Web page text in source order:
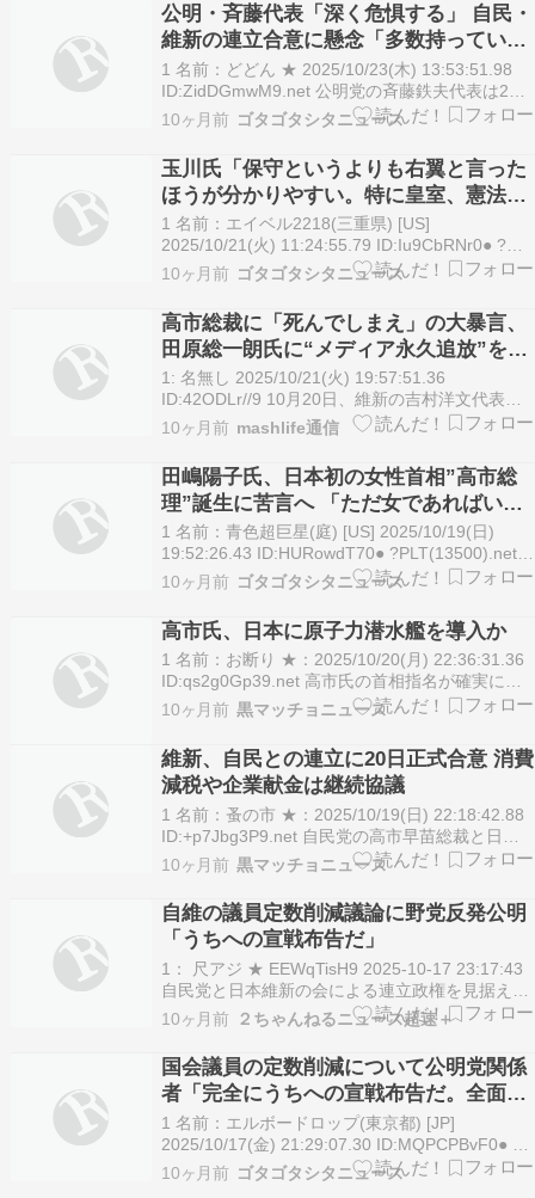
公明・斉藤代表「深く危惧する」 自民・
維新の連立合意に懸念「多数持っている
から決めるは大変乱暴」
1 名前：どどん ★ 2025/10/23(木) 13:53:51.98
ID:ZidDGmwM9.net 公明党の斉藤鉄夫代表は23
日、公明党が政権を離脱してから初めて開催され
た党の幹部会で、自民党と日本維新の会の連立政
権合意について、「非常に不安に思っている点が
ある」として…
10ヶ月前 ゴタゴタシタニュース
玉川氏「保守というよりも右翼と言った
ほうが分かりやすい。特に皇室、憲法改
正、家族制度」
1 名前：エイベル2218(三重県) [US]
2025/10/21(火) 11:24:55.79 ID:Iu9CbRNr0● ?
2BP(2000).net
https://approach.yahoo.co.jp/r/QUyHCH?
src=https://news.yahoo…
10ヶ月前 ゴタゴタシタニュース
高市総裁に「死んでしまえ」の大暴言、
田原総一朗氏に“メディア永久追放”を求
める声
1: 名無し 2025/10/21(火) 19:57:51.36
ID:42ODLr//9 10月20日、維新の吉村洋文代表が
自民党との連立に正式合意したことを発表。 公明
党との26年におよぶ連立政権が終わりを迎えた自
民党だったが、維新と手を組んだことに加え、野
党の首相候補者がま…
10ヶ月前 mashlife通信
田嶋陽子氏、日本初の女性首相”高市総
理”誕生に苦言へ 「ただ女であればいい
ってもんじゃないんだよ」
1 名前：青色超巨星(庭) [US] 2025/10/19(日)
19:52:26.43 ID:HURowdT70● ?PLT(13500).net
元参院議員で法大教授だった女性学研究者の田嶋
陽子氏（84）が19日放送の読売テレビ「そこまで
言って委員会NP」（日曜午後1時30…
10ヶ月前 ゴタゴタシタニュース
高市氏、日本に原子力潜水艦を導入か
1 名前：お断り ★：2025/10/20(月) 22:36:31.36
ID:qs2g0Gp39.net 高市氏の首相指名が確実に…
自民と維新が連立政権樹立で合意、２１日夜に新
内閣発足へ 合意書では、衆院議員定数（４６５
人）の１割を目標に削減するため、「臨時国会で
議員立法案を…
10ヶ月前 黒マッチョニュース
維新、自民との連立に20日正式合意 消費
減税や企業献金は継続協議
1 名前：蚤の市 ★：2025/10/19(日) 22:18:42.88
ID:+p7Jbg3P9.net 自民党の高市早苗総裁と日本
維新の会の吉村洋文代表（大阪府知事）は20日に
党首会談を行い、連立政権の樹立に向けて正式合
意する見通しだ。維新は19日、大阪市の党本部で
常任役員…
10ヶ月前 黒マッチョニュース
自維の議員定数削減議論に野党反発公明
「うちへの宣戦布告だ」
1： 尺アジ ★ EEWqTisH9 2025-10-17 23:17:43
自民党と日本維新の会による連立政権を見据えた
政策協議で、国会議員の定数削減が議論されてい
ることについて、野党各党が反発している。比例
代表の定数削減が念頭にあるとされ、比例代表の
議席が多い公明党の関係者は…
10ヶ月前 ２ちゃんねるニュース超速＋
国会議員の定数削減について公明党関係
者「完全にうちへの宣戦布告だ。全面戦
争になる」
1 名前：エルボードロップ(東京都) [JP]
2025/10/17(金) 21:29:07.30 ID:MQPCPBvF0● ?
2BP(2000).net
https://news.yahoo.co.jp/articles/
10ヶ月前 ゴタゴタシタニュース